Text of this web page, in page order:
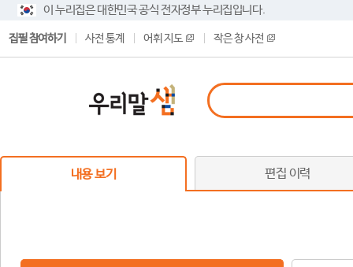
이 누리집은 대한민국 공식 전자정부 누리집입니다.
집필 참여하기 사전 통계 어휘 지도 작은 창 사전
내용 보기 편집 이력